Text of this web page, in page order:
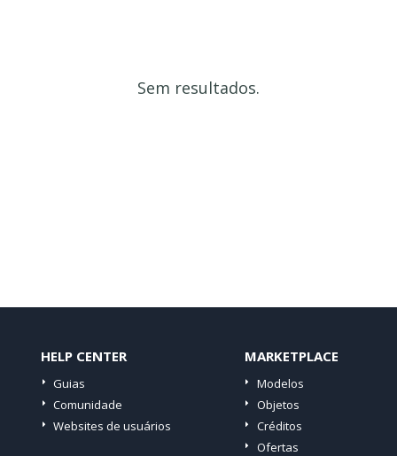
Sem resultados.
HELP CENTER
Guias
Comunidade
Websites de usuários
MARKETPLACE
Modelos
Objetos
Créditos
Ofertas